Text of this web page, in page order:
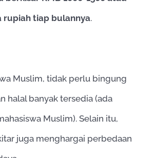
rupiah tiap bulannya.
Muslim, tidak perlu bingung
halal banyak tersedia (ada
Muslim). Selain itu,
juga menghargai perbedaan